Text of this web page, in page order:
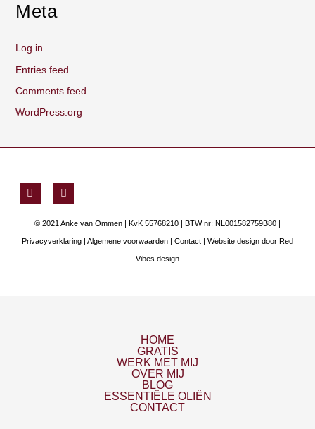
Meta
Log in
Entries feed
Comments feed
WordPress.org
F
a
o
Y
o
t
u
b
© 2021 Anke van Ommen | KvK 55768210 | BTW nr: NL001582759B80 |
Privacyverklaring | Algemene voorwaarden | Contact | Website design door Red
Vibes design
HOME
GRATIS
WERK MET MIJ
OVER MIJ
BLOG
ESSENTIËLE OLIËN
CONTACT